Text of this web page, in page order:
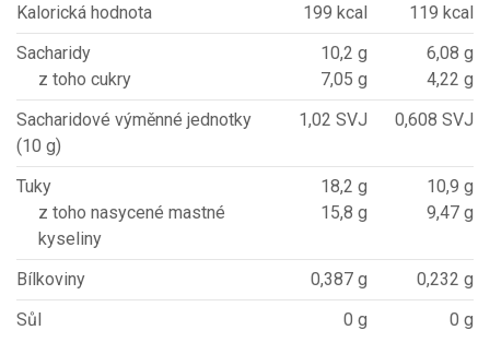
Kalorická hodnota
199 kcal
119 kcal
Sacharidy
z toho cukry
10,2 g
7,05 g
6,08 g
4,22 g
Sacharidové výměnné jednotky
(10 g)
1,02 SVJ 0,608 SVJ
Tuky
z toho nasycené mastné
kyseliny
18,2 g
15,8 g
10,9 g
9,47 g
Bílkoviny 0,387 g
0,232 g
Sůl
0 g 0 g